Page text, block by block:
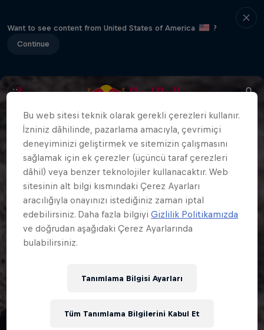
Want to see content from United States of America
?
Continue
Bu web sitesi teknik olarak gerekli çerezleri kullanır.
İzniniz dâhilinde, pazarlama amacıyla, çevrimiçi
deneyiminizi geliştirmek ve sitemizin çalışmasını
sağlamak için ek çerezler (üçüncü taraf çerezleri
dâhil) veya benzer teknolojiler kullanacaktır. Web
sitesinin alt bilgi kısmındaki Çerez Ayarları
aracılığıyla onayınızı istediğiniz zaman iptal
edebilirsiniz. Daha fazla bilgiyiGizlilik Politikamızda
ve doğrudan aşağıdaki Çerez Ayarlarında
bulabilirsiniz.
Tanımlama Bilgisi Ayarları
Tüm Tanımlama Bilgilerini Kabul Et